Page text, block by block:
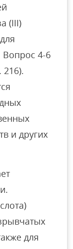
(III)
Вопрос 4-6
216).
и других
для